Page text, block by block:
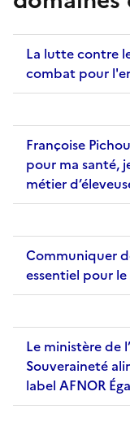
La lutte contre
combat pour
Françoise
pour ma santé,
métier
Communiquer
essentiel pour
Le ministère de
Souveraineté
label AFNOR